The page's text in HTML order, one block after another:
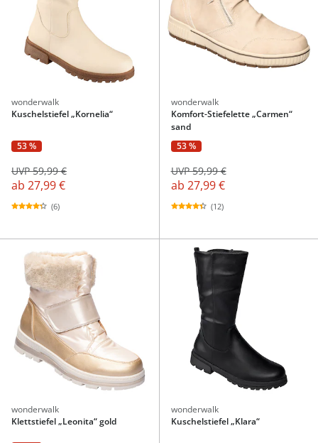
wonderwalk
Kuschelstiefel „Kornelia“
53 %
ab 27,99 €
UVP 59,99 €
(6)
wonderwalk
Komfort-Stiefelette „Carmen“
sand
53 %
ab 27,99 €
UVP 59,99 €
(12)
wonderwalk
Klettstiefel „Leonita“ gold
wonderwalk
Kuschelstiefel „Klara“